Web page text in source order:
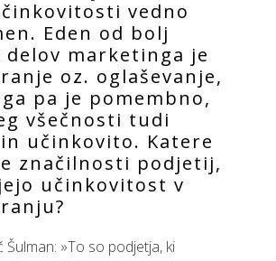
vedno
Eden od bolj
delov marketinga je
oz. oglaševanje,
pa je pomembno,
všečnosti tudi
učinkovito. Katere
značilnosti podjetij,
učinkovitost v
Šulman: »To so podjetja, ki